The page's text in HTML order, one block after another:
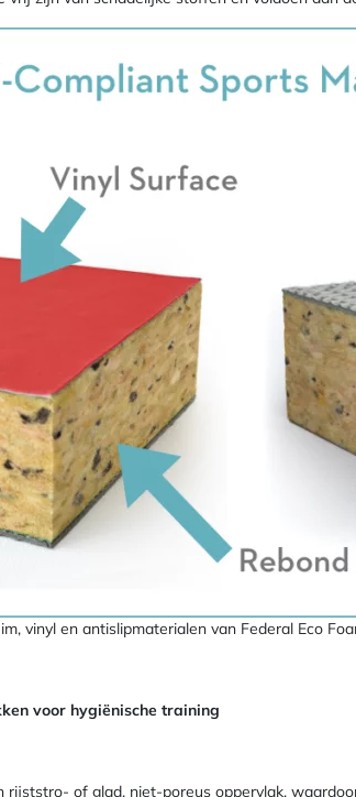
vinyl en antislipmaterialen van Federal Eco
voor hygiënische training
of glad, niet-poreus oppervlak,